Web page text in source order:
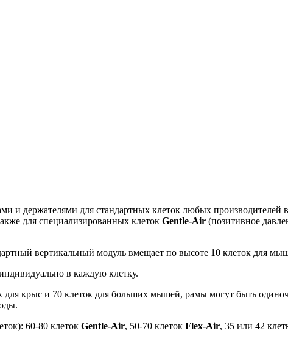
и держателями для стандартных клеток любых производителей
для специализированных клеток Gentle-Air (позитивное
вертикальный модуль вмещает по высоте 10 клеток для
в каждую клетку.
крыс и 70 клеток для больших мышей, рамы могут быть
60-80 клеток Gentle-Air, 50-70 клеток Flex-Air, 35 или 42